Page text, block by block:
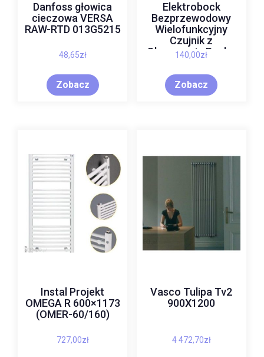
Danfoss głowica
cieczowa VERSA
RAW-RTD 013G5215
48,65zł
Zobacz
Elektrobock
Bezprzewodowy
Wielofunkcyjny
Czujnik z
Obserwacją Ruchu
360° (WS390)
140,00zł
Zobacz
Instal Projekt
OMEGA R 600×1173
(OMER-60/160)
727,00zł
Vasco Tulipa Tv2
900X1200
4 472,70zł